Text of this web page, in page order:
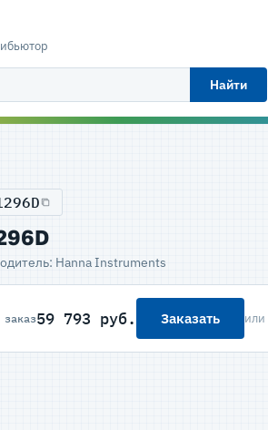
Найти
Hanna Instruments
заказ59 793 руб. Заказать или